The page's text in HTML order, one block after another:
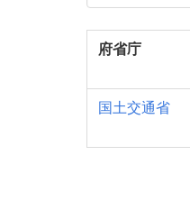
府省庁
国土交通省